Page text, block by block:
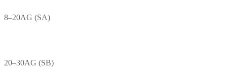
8–20AG (SA)
20–30AG (SB)